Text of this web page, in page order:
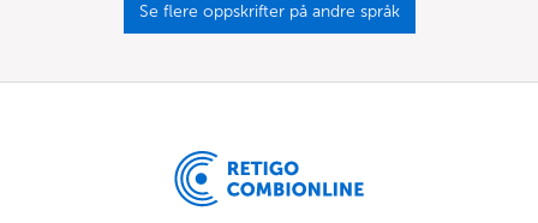
Se flere oppskrifter på andre språk